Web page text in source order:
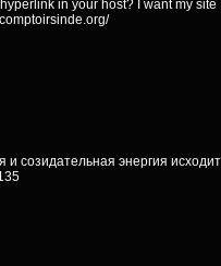
in your host? I want my site
и созидательная энергия исходит